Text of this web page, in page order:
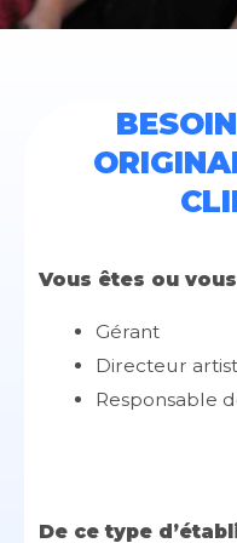
Vous êtes ou
Gérant
Directeur
Responsable
De ce type